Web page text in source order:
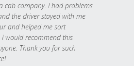
cab company. I had problems
the driver stayed with me
and helped me sort
I would recommend this
Thank you for such